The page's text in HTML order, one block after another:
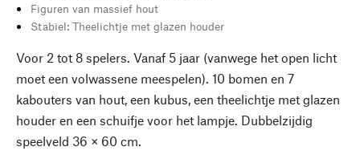
Figuren van massief hout
Stabiel: Theelichtje met glazen houder
Voor 2 tot 8 spelers. Vanaf 5 jaar (vanwege het open licht
moet een volwassene meespelen). 10 bomen en 7
kabouters van hout, een kubus, een theelichtje met glazen
houder en een schuifje voor het lampje. Dubbelzijdig
speelveld 36 × 60 cm.